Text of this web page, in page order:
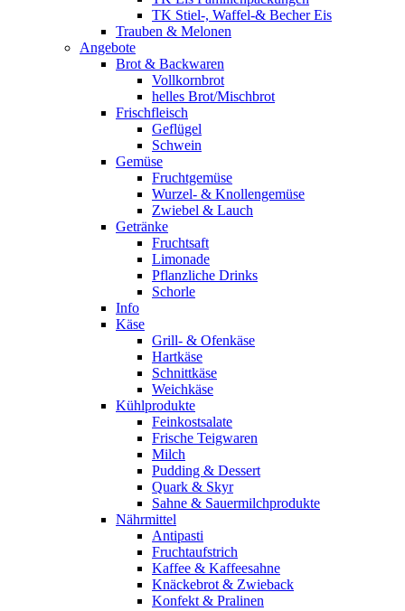
TK Stiel-, Waffel-& Becher Eis
Trauben & Melonen
Angebote
Brot & Backwaren
Vollkornbrot
helles Brot/Mischbrot
Frischfleisch
Geflügel
Schwein
Gemüse
Fruchtgemüse
Wurzel- & Knollengemüse
Zwiebel & Lauch
Getränke
Fruchtsaft
Limonade
Pflanzliche Drinks
Schorle
Info
Käse
Grill- & Ofenkäse
Hartkäse
Schnittkäse
Weichkäse
Kühlprodukte
Feinkostsalate
Frische Teigwaren
Milch
Pudding & Dessert
Quark & Skyr
Sahne & Sauermilchprodukte
Nährmittel
Antipasti
Fruchtaufstrich
Kaffee & Kaffeesahne
Knäckebrot & Zwieback
Konfekt & Pralinen